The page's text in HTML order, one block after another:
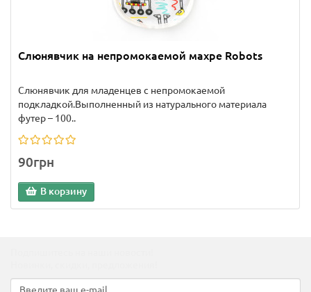
Слюнявчик на непромокаемой махре Robots
Слюнявчик для младенцев с непромокаемой
подкладкой.Выполненный из натурального материала
футер – 100..
90грн
В корзину